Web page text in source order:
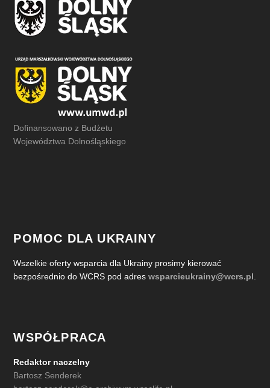
Dofinansowano z Budżetu
Województwa Dolnośląskiego
POMOC DLA UKRAINY
Wszelkie oferty wsparcia dla Ukrainy prosimy kierować
bezpośrednio do WCRS pod adreswsparcieukrainy@wcrs.pl
WSPÓŁPRACA
Redaktor naczelny
Bartosz Senderek